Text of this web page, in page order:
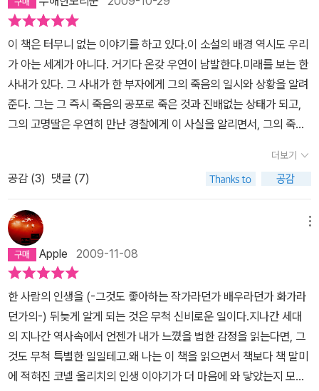
했다가도 바로 전에 나간 아빠와 엇갈리고.. 점점 긴장감은 고조되
고........ 마침내 .....그레이스를 찾아가, 예언을한다는 옆집 남자 톰킨
스를 찾아간다.가장 믿음직하고, 가장 신뢰할만한 가장이자 남자였던
할란은 톨킨스의 예언대로불행해져간다. 그리고, 그녀는 밤이면 하늘
의 별들을 피해 자살을 생각하게 되고, 그리고 그녀는 톰 숀을 만나죽
음을 미루고, 삶을 연장하게 된다. 이 모든 이야기를 들은 톰 숀은 자
전개.처음의 심리적 고조는 후반부에서 또 다른 양상을띠고, 발전해
나간다. 이야기는 꽤 우울하다. 말끔하지 못한 결말이나, 심장을 쫄깃
하게 만드는 서스펜스나, 약한 자여, 그대 이름은 인간. 이라는 주제거
나. 후반부의 경찰들의 활약상(?)은 이 우울하고 신비한 이야기에 미
스터리와 현실성을 가미하게 되고, 독자는 더욱더갈팡질팡 하게 된
다.챈들러와 마찬가지로 울리치도 이제 아마 나올 작품들 다 나왔지
싶다. 이런 작품들을 읽고 나면, 후유증이 꽤 오래간다. 그러나 그런
부작용들도 물론 독서의 묘미.
는 소설을 접하기가 쉽지 않을 뿐더러 잘못하면 영화 쪽의 '누아르'가
지니는 의미조차 망쳐버릴 수 있기 때문에) 울리치의 작품 만큼은 정
진정명 '추리소설'보다는 '누아르'가 더 어울린다. 그의 문장이 그려내
는 빛과 어두움의 세계는 마치 손가락으로 차가운 허공을 휘저으면
손끝에 어둠이 검댕처럼 묻어날 것만 같고, 꼭 위험천만한 사건이 아
니더라도 그 자체로 불길함이, 추리소설에 필요한 이성만으로는 이해
할 수 없는 어떤 섭리가 배어나온다. 마치 40년대의 발 루튼 공포영
화가 그러하듯. (그렇기에 나는 최고의 울리치 영화는 결국 발 루튼이
제작하고 자크 투르네르가 연출한 〈표범 인간〉(The Leopard Man,
의 이러한 특성을 모두 담고 있는 작품이다. 퇴근 후 한 잔 걸치러 가
는 동료들을 뒤로 한 채 홀로 고즈넉한 밤길을 걸어 집으로 향하던 형
사가 투신자살을 시도하는 여인을 만나고, 그녀를 구한 뒤 사정을 듣
는다. 어느 날 우연히 찾아 온 작은 사건이 그녀를 신비롭고 음울한 예
언자에게로 인도했으며, 그녀의 가족이 점점 더 그의 예언에 의지하
게 된 바로 그 순간, 그녀의 아버지가 모 월 모 일 모 시에 사자의 아가
리 아래에서 죽으리라는 예언이 던져졌음을. 가족은 도망갈 길 없는
숙명의 무게 아래에 스스로 절망하고, 경찰들은 끝까지 이성을 믿으
며 예언을 파해하고자 한다. 그런데 더없이 울리치스러운 이러한 요
이 책은 터무니 없는 이야기를 하고 있다.이 소설의 배경 역시도 우리
가 아는 세계가 아니다. 거기다 온갖 우연이 남발한다.미래를 보는 한
사내가 있다. 그 사내가 한 부자에게 그의 죽음의 일시와 상황을 알려
준다. 그는 그 즉시 죽음의 공포로 죽은 것과 진배없는 상태가 되고,
그의 고명딸은 우연히 만난 경찰에게 이 사실을 알리면서, 그의 죽음
소설은 예정된 죽음 앞에서 유능한 비즈니스 맨이자 훌륭한 아비였던
사내가 어떻게 망가지는지를 여실히 보여준다. 그 묘사는 하도 촘촘
하여 읽는 나도 숨이 턱턱 막힐 지경이다. 분단위 초단위로 등장인물
의 초조와 공포 불안을5백쪽 남짓으로 풀어낸다. 추리소설답게 각장
은 관계된 여러사람들, 사건의 당사자들과 경찰들의 입장으로 서술되
며사건과 관련된 정보의조각들이 하나씩 둘씩 밝혀지지만 해결되기
보단 점점더 예견된 죽음에 다가갈 뿐이다.이 소설을 읽기 시작하는
즉시 당신은 이야기 속 등장인물들을 사랑할 수 밖에 없다. 순진하고
공상적인경찰 숀과 아름답고 매력적인 진은 이 숨막히게 전개되는 소
설의 유일한 숨쉴 구멍이다.수사관별로 그려지는 사건보고도 그 수사
관의 성품이 고스란히 묻어난다. 악한일지도모를 저 미래를 내다보는
사내를 포함해서이 책의 등장인물들은자신의 일에는 엄격하면서도
더보기
공감 (3) 댓글 (7)
Apple 2009-11-08
한 사람의 인생을 (-그것도 좋아하는 작가라던가 배우라던가 화가라
던가의-) 뒤늦게 알게 되는 것은 무척 신비로운 일이다.지나간 세대
의 지나간 역사속에서 언젠가 내가 느꼈을 법한 감정을 읽는다면, 그
것도 무척 특별한 일일테고.왜 나는 이 책을 읽으면서 책보다 책 말미
에 적혀진 코넬 울리치의 인생 이야기가 더 마음에 와 닿았는지 모르